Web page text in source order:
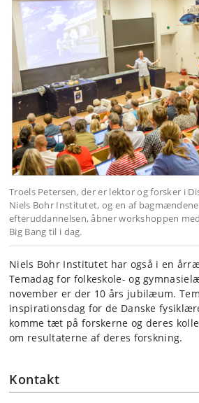
Troels Petersen, der er lektor og forsker i
Niels Bohr Institutet, og en af
efteruddannelsen, åbner workshoppen
Big Bang til i dag.
Niels Bohr Institutet har også i en
Temadag for folkeskole- og
november er der 10 års jubilæum.
inspirationsdag for de Danske
komme tæt på forskerne og deres
om resultaterne af deres forskning.
Kontakt